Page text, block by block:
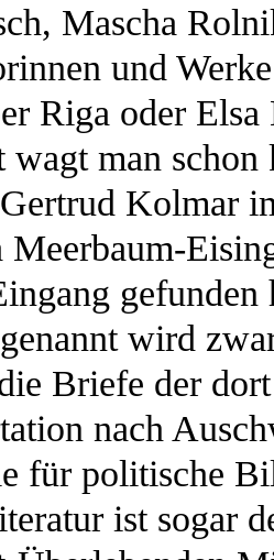
Mascha
und
Riga oder Elsa
wagt man
Kolmar
Meerbaum-
gefunden
wird
Briefe der
nach
für politische
ist sogar